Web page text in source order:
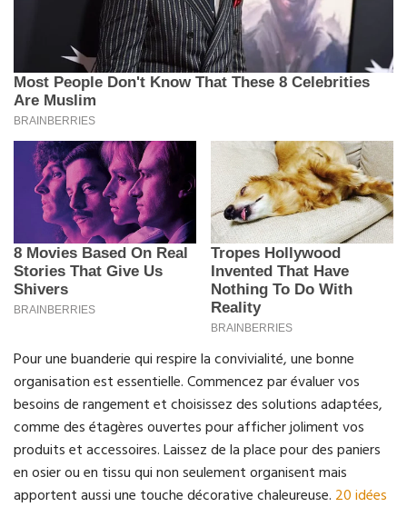
Pour une buanderie qui respire la convivialité, une bonne
organisation est essentielle. Commencez par évaluer vos
besoins de rangement et choisissez des solutions adaptées,
comme des étagères ouvertes pour afficher joliment vos
produits et accessoires. Laissez de la place pour des paniers
en osier ou en tissu qui non seulement organisent mais
apportent aussi une touche décorative chaleureuse. 20 idées